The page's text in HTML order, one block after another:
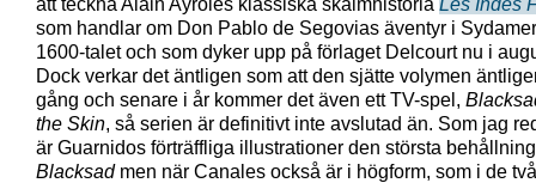
att teckna Alain Ayroles klassiska skälmhistoria Les Indes
som handlar om Don Pablo de Segovias äventyr i
1600-talet och som dyker upp på förlaget Delcourt nu i
Dock verkar det äntligen som att den sjätte volymen
gång och senare i år kommer det även ett TV-spel,
the Skin, så serien är definitivt inte avslutad än. Som jag
är Guarnidos förträffliga illustrationer den största
Blacksadmen när Canales också är i högform, som i de